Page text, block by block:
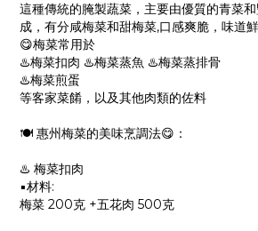
這種傳統的腌製蔬菜，主要由優質的青菜
成，有分咸梅菜和甜梅菜,口感爽脆，味道
😋梅菜常用於
♨️梅菜扣肉 ♨️梅菜蒸魚 ♨️梅菜蒸排骨
♨️梅菜煎蛋
等客家菜餚，以及其他肉類的佐料
🍽️ 惠州梅菜的美味烹調法😋：
♨️ 梅菜扣肉
▪️材料:
梅菜 200克 +五花肉 500克